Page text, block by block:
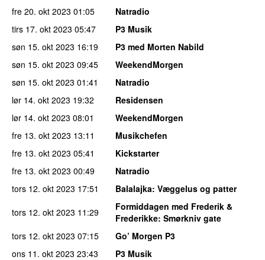
fre 20. okt 2023 01:05
Natradio
tirs 17. okt 2023 05:47
P3 Musik
søn 15. okt 2023 16:19
P3 med Morten Nabild
søn 15. okt 2023 09:45
WeekendMorgen
søn 15. okt 2023 01:41
Natradio
lør 14. okt 2023 19:32
Residensen
lør 14. okt 2023 08:01
WeekendMorgen
fre 13. okt 2023 13:11
Musikchefen
fre 13. okt 2023 05:41
Kickstarter
fre 13. okt 2023 00:49
Natradio
tors 12. okt 2023 17:51 Balalajka: Væggelus og patter
tors 12. okt 2023 11:29
Formiddagen med Frederik &
Frederikke: Smørkniv gate
tors 12. okt 2023 07:15
Go’ Morgen P3
ons 11. okt 2023 23:43
P3 Musik